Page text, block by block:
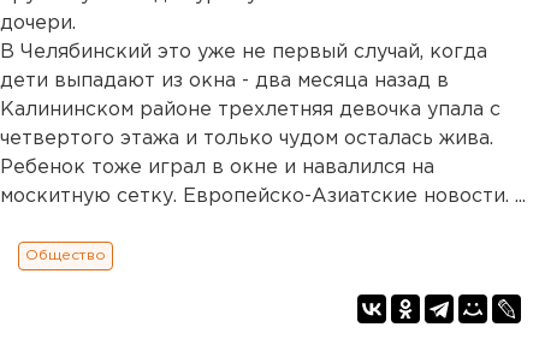
дочери.
В Челябинский это уже не первый случай, когда
дети выпадают из окна - два месяца назад в
Калининском районе трехлетняя девочка упала с
четвертого этажа и только чудом осталась жива.
Ребенок тоже играл в окне и навалился на
москитную сетку. Европейско-Азиатские новости. ...
Общество